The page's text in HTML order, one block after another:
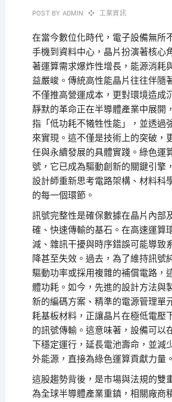
POST BY ADMIN 工業資訊
在當今數位化時代，電子設備無所
手機到資料中心，晶片扮演著核心
著運算需求爆炸性增長，能源消耗
益嚴峻。傳統高性能晶片往往伴隨
不僅推高營運成本，更對環境造成
靜默的革命正在半導體產業中展開
指「低功耗不犧牲性能」，並透過
來實現。這不僅是技術上的突破，
任與永續發展的具體實踐。綠色運
號，它已成為驅動創新的關鍵引擎
設計師重新思考電路架構、材料科
的每一個環節。
訊號完整性是確保數據在晶片內部
確、快速傳輸的基石。在高速運算
減、雜訊干擾與時序錯誤可能導致
降甚至失效。過去，為了維持訊號
驅動功率或採用複雜的補償電路，
體功耗。如今，先進的設計方法與
新的編碼方案、精準的電源管理單
耗基板材料，正讓晶片在極低電壓
的訊號傳輸。這意味著，設備可以
下穩定運行，延長電池壽命，並減
外能源，直接為綠色運算貢獻力量。
這股趨勢背後，是市場與法規的雙
為全球半導體產業重鎮，相關廠商